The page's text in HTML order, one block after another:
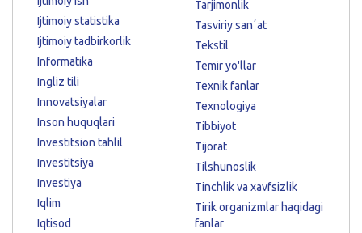
Ijtimoiy statistika
Ijtimoiy tadbirkorlik
Informatika
Ingliz tili
Innovatsiyalar
Inson huquqlari
Investitsion tahlil
Investitsiya
Investiya
Iqlim
Iqtisod
Tarjimonlik
Tasviriy sanʼat
Tekstil
Temir yo'llar
Texnik fanlar
Texnologiya
Tibbiyot
Tijorat
Tilshunoslik
Tinchlik va xavfsizlik
Tirik organizmlar haqidagi
fanlar